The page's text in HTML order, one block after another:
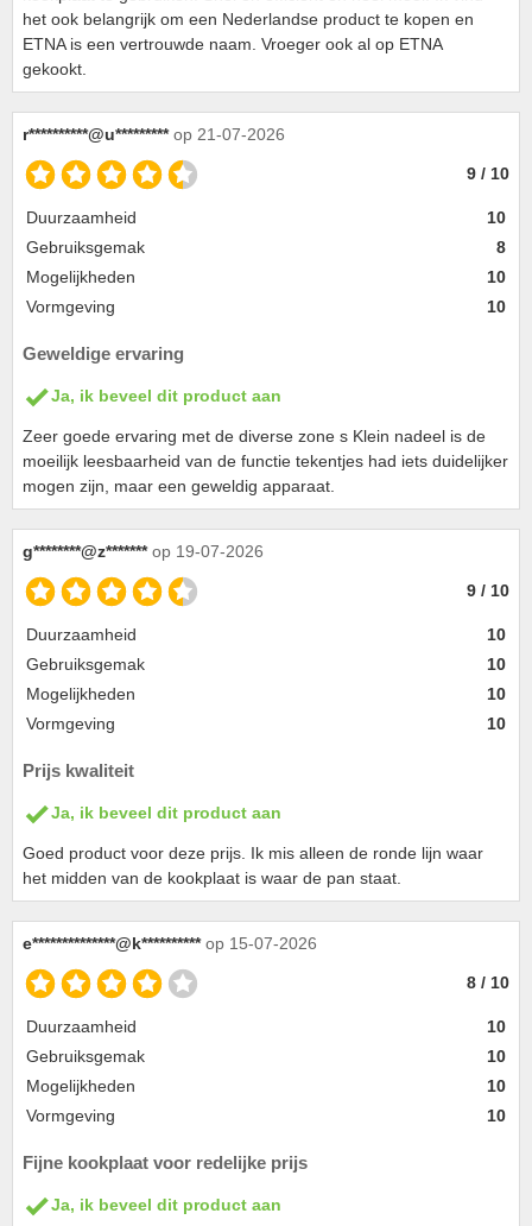
het ook belangrijk om een Nederlandse product te kopen en
ETNA is een vertrouwde naam. Vroeger ook al op ETNA
gekookt.
r**********@u********* op 21-07-2026
9 / 10
Duurzaamheid
10
Gebruiksgemak
8
Mogelijkheden
10
Vormgeving
10
Geweldige ervaring
Ja, ik beveel dit product aan
Zeer goede ervaring met de diverse zone s Klein nadeel is de
moeilijk leesbaarheid van de functie tekentjes had iets duidelijker
mogen zijn, maar een geweldig apparaat.
g********@z******* op 19-07-2026
9 / 10
Duurzaamheid
10
Gebruiksgemak
10
Mogelijkheden
10
Vormgeving
10
Prijs kwaliteit
Ja, ik beveel dit product aan
Goed product voor deze prijs. Ik mis alleen de ronde lijn waar
het midden van de kookplaat is waar de pan staat.
e**************@k********** op 15-07-2026
8 / 10
Duurzaamheid
10
Gebruiksgemak
10
Mogelijkheden
10
Vormgeving
10
Fijne kookplaat voor redelijke prijs
Ja, ik beveel dit product aan